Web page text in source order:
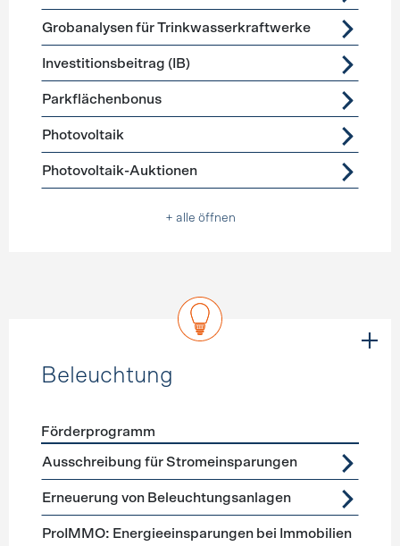
Grobanalysen für Trinkwasserkraftwerke
Investitionsbeitrag (IB)
Parkflächenbonus
Photovoltaik
Photovoltaik-Auktionen
+ alle öffnen
Beleuchtung
Förderprogramme Beleuchtung
Förderprogramm
Ausschreibung für Stromeinsparungen
Erneuerung von Beleuchtungsanlagen
ProIMMO: Energieeinsparungen bei Immobilien